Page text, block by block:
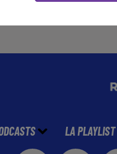
LA PLAYLIST